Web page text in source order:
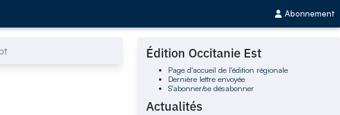
Abonnement
Édition Occitanie Est
Page d'accueil de l'édition régionale
Dernière lettre envoyée
S'abonner/se désabonner
Actualités